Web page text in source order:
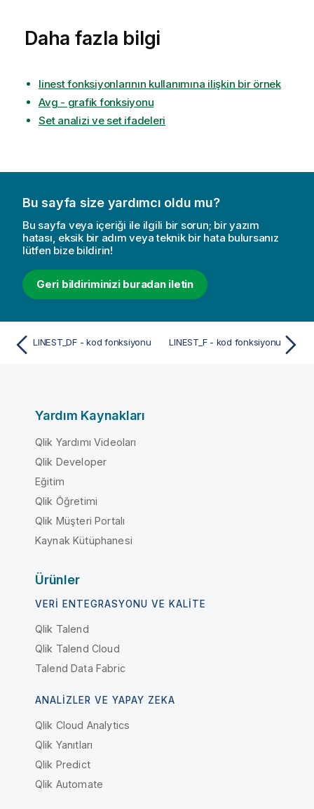
Daha fazla bilgi
linest fonksiyonlarının kullanımına ilişkin bir örnek
Avg - grafik fonksiyonu
Set analizi ve set ifadeleri
Bu sayfa size yardımcı oldu mu?
Bu sayfa veya içeriği ile ilgili bir sorun; bir yazım
hatası, eksik bir adım veya teknik bir hata bulursanız
lütfen bize bildirin!
Geri bildiriminizi buradan iletin
LINEST_DF - kod fonksiyonu LINEST_F - kod fonksiyonu
Yardım Kaynakları
Qlik Yardımı Videoları
Qlik Developer
Eğitim
Qlik Öğretimi
Qlik Müşteri Portalı
Kaynak Kütüphanesi
Ürünler
VERI ENTEGRASYONU VE KALITE
Qlik Talend
Qlik Talend Cloud
Talend Data Fabric
ANALIZLER VE YAPAY ZEKA
Qlik Cloud Analytics
Qlik Yanıtları
Qlik Predict
Qlik Automate